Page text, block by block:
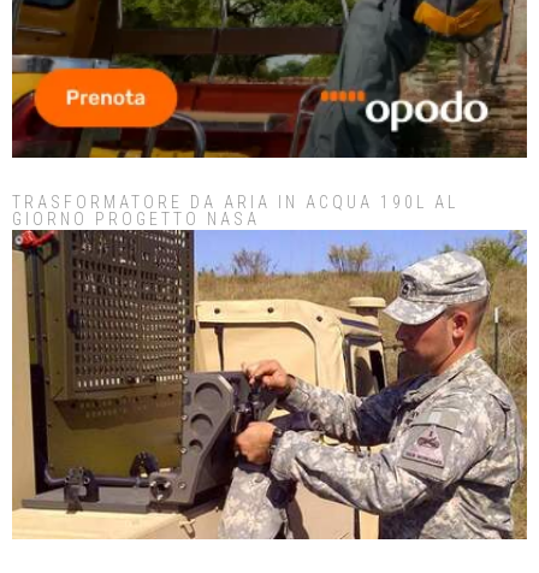
TRASFORMATORE DA ARIA IN ACQUA 190L AL
GIORNO PROGETTO NASA